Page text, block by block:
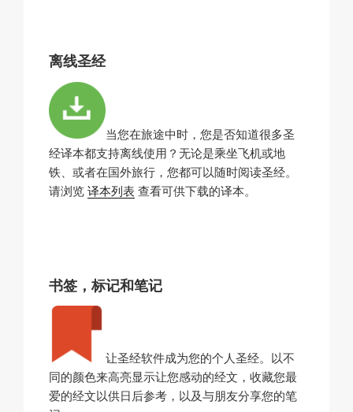
离线圣经
当您在旅途中时，您是否知道很多圣
经译本都支持离线使用？无论是乘坐飞机或地
铁、或者在国外旅行，您都可以随时阅读圣经。
请浏览译本列表查看可供下载的译本。
书签，标记和笔记
让圣经软件成为您的个人圣经。以不
同的颜色来高亮显示让您感动的经文，收藏您最
爱的经文以供日后参考，以及与朋友分享您的笔